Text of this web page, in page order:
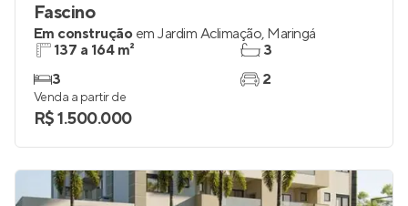
Fascino
Em construção em Jardim Aclimação, Maringá
137 a 164 m²
3
3
2
Venda a partir de
R$ 1.500.000